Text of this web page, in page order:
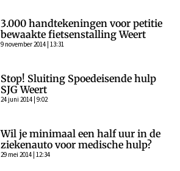
3.000 handtekeningen voor petitie
bewaakte fietsenstalling Weert
9 november 2014 | 13:31
Stop! Sluiting Spoedeisende hulp
SJG Weert
24 juni 2014 | 9:02
Wil je minimaal een half uur in de
ziekenauto voor medische hulp?
29 mei 2014 | 12:34